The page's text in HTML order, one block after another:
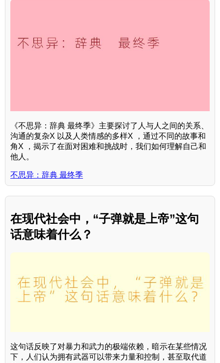
《不思异：辞典 最终季》主要探讨了人与人之间的关系、
沟通的复杂X 以及人类情感的多样X ，通过不同的故事和
角X ，揭示了在面对困难和挑战时，我们如何理解自己和
他人。
不思异：辞典 最终季
在现代社会中，“子弹就是上帝”这句
话意味着什么？
这句话反映了对暴力和武力的极端依赖，暗示在某些情况
下，人们认为拥有武器可以带来力量和控制，甚至取代道